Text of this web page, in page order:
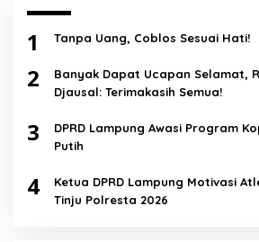
1 Tanpa Uang, Coblos Sesuai Hati!
2
Banyak Dapat Ucapan Selamat,
Djausal: Terimakasih Semua!
3
DPRD Lampung Awasi Program
Putih
4
Ketua DPRD Lampung Motivasi
Tinju Polresta 2026